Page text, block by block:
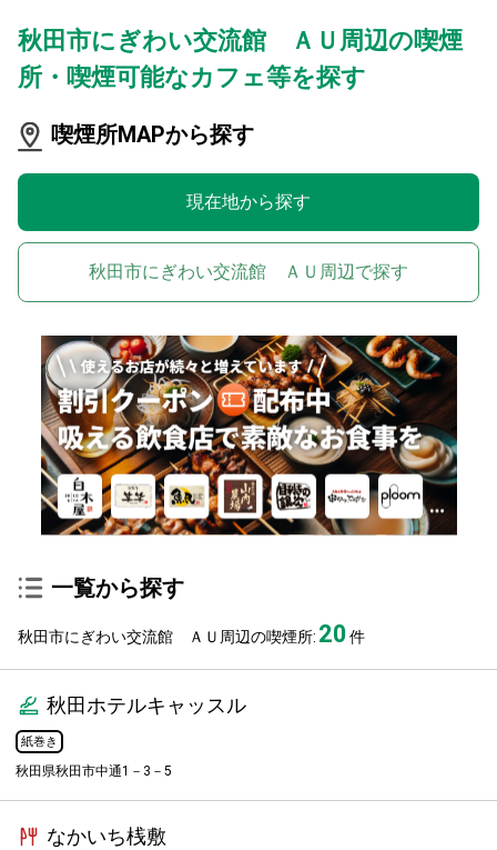
秋田市にぎわい交流館 ＡＵ周辺の喫煙
所・喫煙可能なカフェ等を探す
喫煙所MAPから探す
現在地から探す
秋田市にぎわい交流館 ＡＵ周辺で探す
一覧から探す
秋田市にぎわい交流館 ＡＵ周辺の喫煙所: 20件
秋田ホテルキャッスル
紙巻き
秋田県秋田市中通1－3－5
なかいち桟敷